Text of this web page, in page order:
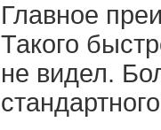
Главное
Такого
не видел.